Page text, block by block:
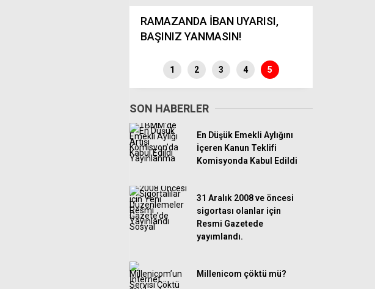
RAMAZANDA İBAN UYARISI,
BAŞINIZ YANMASIN!
1 2 3 4 5
SON HABERLER
En Düşük Emekli Aylığını
İçeren Kanun Teklifi
Komisyonda Kabul Edildi
31 Aralık 2008 ve öncesi
sigortası olanlar için
Resmi Gazetede
yayımlandı.
Millenicom çöktü mü?